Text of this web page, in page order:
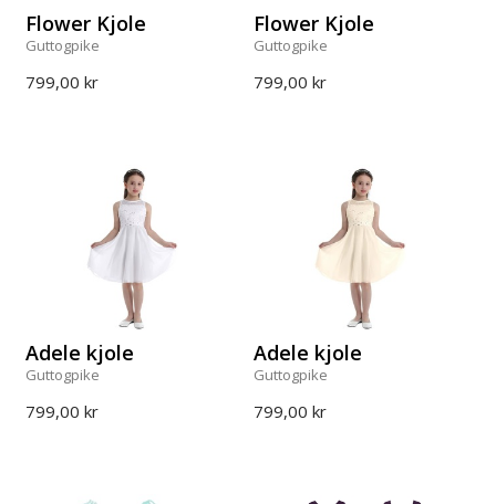
Flower Kjole
Guttogpike
799,00 kr
Flower Kjole
Guttogpike
799,00 kr
Adele kjole
Guttogpike
799,00 kr
Adele kjole
Guttogpike
799,00 kr